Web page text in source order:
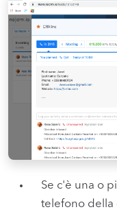
Se c'è una o
telefono della